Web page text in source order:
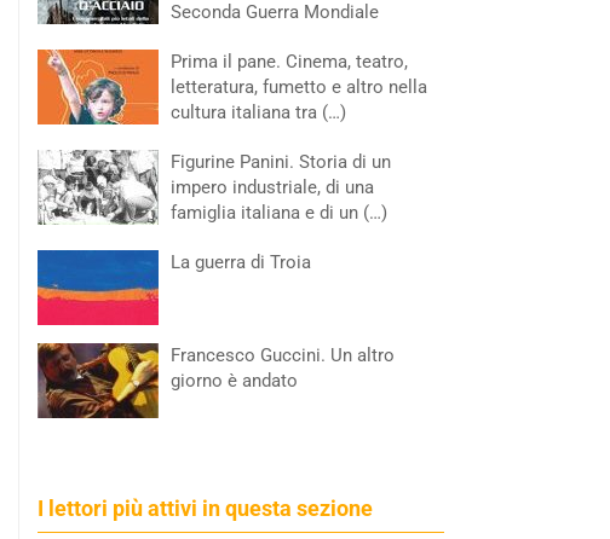
Seconda Guerra Mondiale
Prima il pane. Cinema, teatro,
letteratura, fumetto e altro nella
cultura italiana tra (…)
Figurine Panini. Storia di un
impero industriale, di una
famiglia italiana e di un (…)
La guerra di Troia
Francesco Guccini. Un altro
giorno è andato
I lettori più attivi in questa sezione